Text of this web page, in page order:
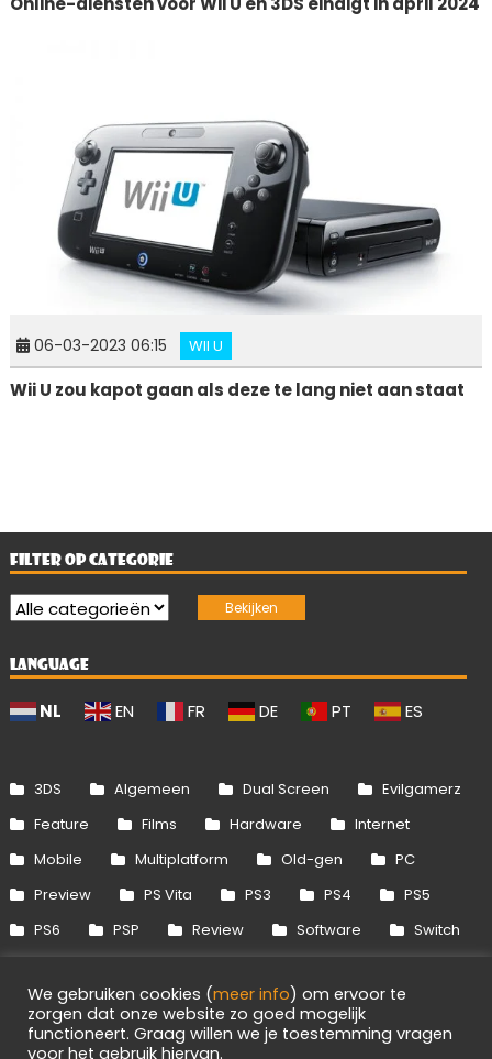
06-03-2023 06:15 WII U
Wii U zou kapot gaan als deze te lang niet aan staat
FILTER OP CATEGORIE
LANGUAGE
NL EN FR DE PT ES
3DS Algemeen Dual Screen
Evilgamerz
Feature
Films Hardware
Internet
Mobile
Multiplatform Old-gen
PC
Preview
PS Vita PS3 PS4
PS5
PS6
PSP Review Software
Switch
Xbox 360
Xbox One Xbox Series
We gebruiken cookies (meer info) om ervoor te
zorgen dat onze website zo goed mogelijk
functioneert. Graag willen we je toestemming vragen
voor het gebruik hiervan.